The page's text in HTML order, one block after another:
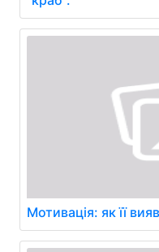
Мотивація: як її